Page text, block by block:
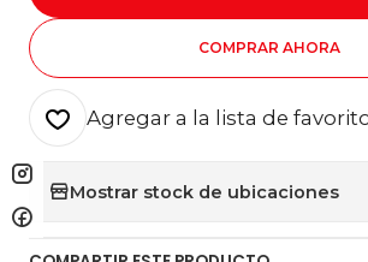
COMPRAR AHORA
Agregar a la lista de
Mostrar stock de ubicaciones